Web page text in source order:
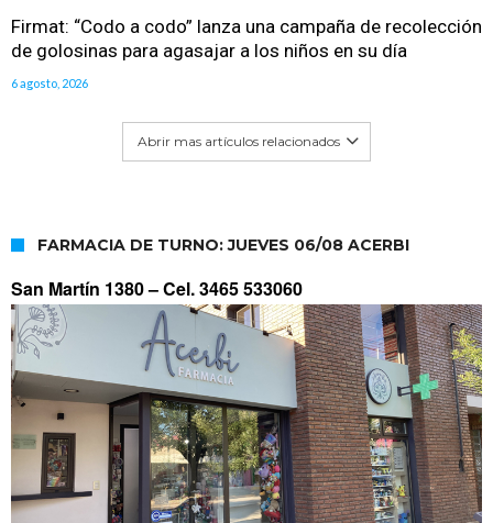
Firmat: “Codo a codo” lanza una campaña de recolección
de golosinas para agasajar a los niños en su día
6 agosto, 2026
Abrir mas artículos relacionados
FARMACIA DE TURNO: JUEVES 06/08 ACERBI
San Martín 1380 –Cel. 3465 533060